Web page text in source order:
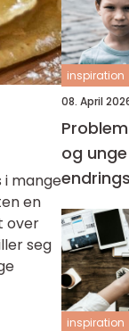
mange
en
over
seg
inspiration
08. April
og unge forståelse og
inspiration